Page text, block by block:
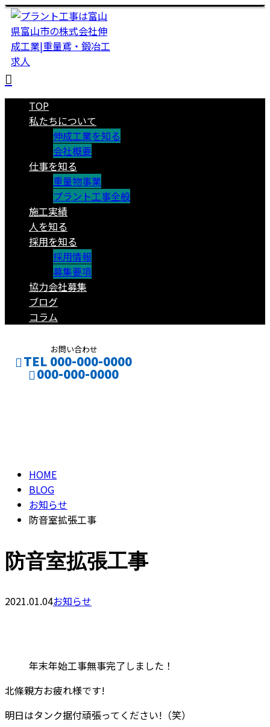
TOP
私たちについて
伸成工業を知る
会社概要
仕事を知る
重量物事業
プラント工事全般
施工実績
人を知る
採用を知る
採用情報
募集要項
協力会社募集
ブログ
コラム
お問い合わせ
TEL 000-000-0000
000-000-0000
HOME
BLOG
お知らせ
防音室拡張工事
防音室拡張工事
2021.01.04お知らせ
年末年始工事無事完了しました！
北條親方お疲れ様です!
明日はタンク据付頑張ってください!（笑）